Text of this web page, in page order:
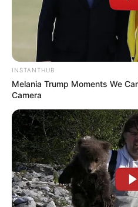
INSTANTHUB
Melania Trump Moments We
Camera